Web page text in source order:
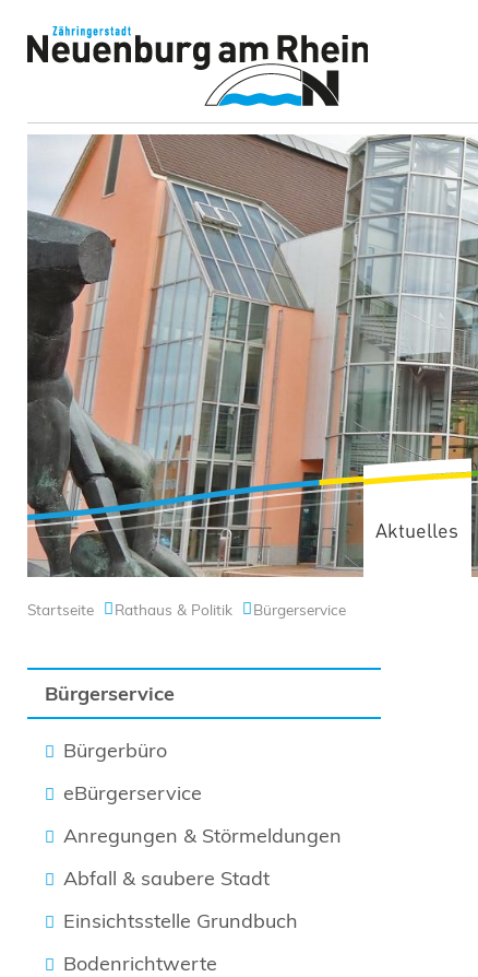
Aktuelles
Startseite Rathaus & Politik Bürgerservice
Bürgerservice
Bürgerbüro
eBürgerservice
Anregungen & Störmeldungen
Abfall & saubere Stadt
Einsichtsstelle Grundbuch
Bodenrichtwerte